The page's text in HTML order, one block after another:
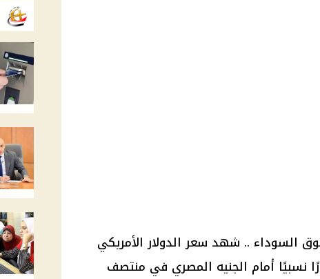
السوداء .. شهد سعر الدولار الأمريكي
1 أبريل 2025 استقرارًا نسبيًا أمام الجنيه المصري في منتصف